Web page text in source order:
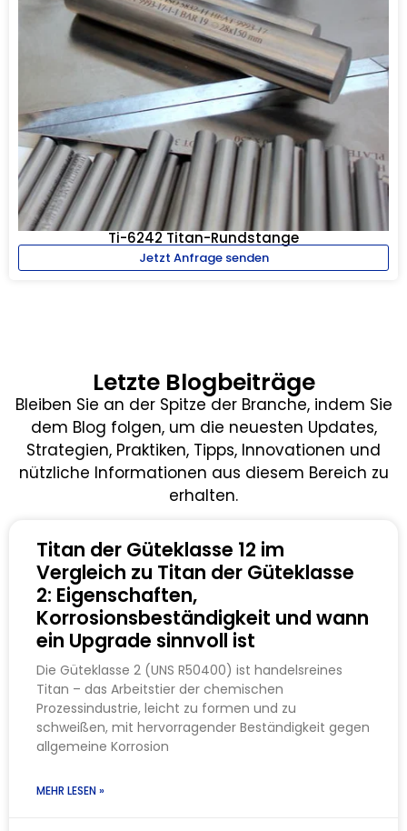
Ti-6242 Titan-Rundstange
Jetzt Anfrage senden
Letzte Blogbeiträge
Bleiben Sie an der Spitze der Branche, indem Sie
dem Blog folgen, um die neuesten Updates,
Strategien, Praktiken, Tipps, Innovationen und
nützliche Informationen aus diesem Bereich zu
erhalten.
Titan der Güteklasse 12 im
Vergleich zu Titan der Güteklasse
2: Eigenschaften,
Korrosionsbeständigkeit und wann
ein Upgrade sinnvoll ist
Die Güteklasse 2 (UNS R50400) ist handelsreines
Titan – das Arbeitstier der chemischen
Prozessindustrie, leicht zu formen und zu
schweißen, mit hervorragender Beständigkeit gegen
allgemeine Korrosion
MEHR LESEN »